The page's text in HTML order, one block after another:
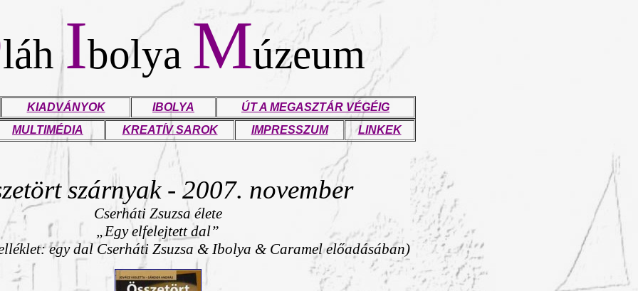
láhIbolya Múzeum
KIADVÁNYOK IBOLYA
ÚT A MEGASZTÁR VÉGÉIG
MULTIMÉDIA
KREATÍV SAROK IMPRESSZUM LINKEK
szárnyak - 2007. november
Cserháti Zsuzsa élete
„Egy elfelejtett dal”
egy dal Cserháti Zsuzsa & Ibolya & Caramel előadásában)